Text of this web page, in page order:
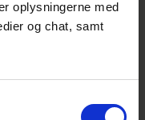
oplysningerne med
og chat, samt
dermed ofte
nye standard
da man kan
der lever op